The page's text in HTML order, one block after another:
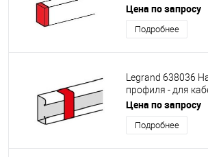
каналов DLP 35/
Цена по запросу
Подробнее
Legrand 638036
профиля - для
Metra 100x50
Цена по запросу
Подробнее